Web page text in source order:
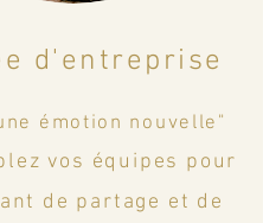
d'entreprise
émotion nouvelle"
vos équipes pour
de partage et de